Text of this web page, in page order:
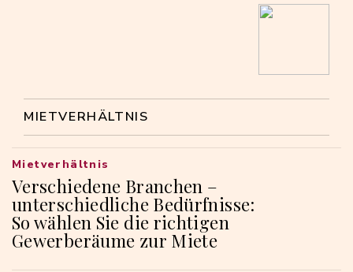
MIETVERHÄLTNIS
Verschiedene Branchen –
unterschiedliche Bedürfnisse:
So wählen Sie die richtigen
Gewerberäume zur Miete
Mietverhältnis